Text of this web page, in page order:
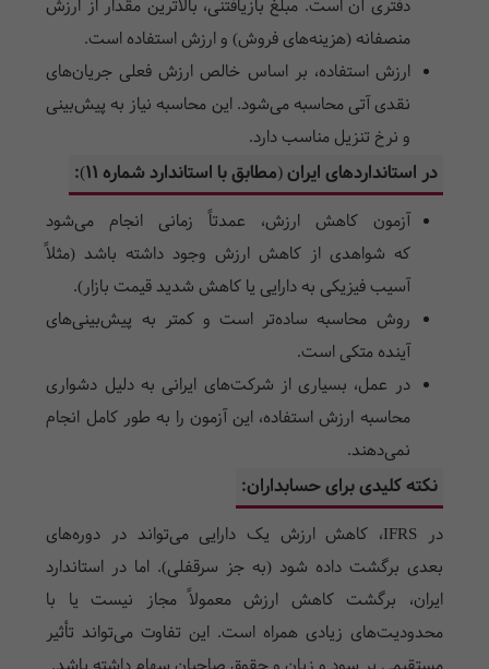
دفتری آن است. مبلغ بازیافتنی، بالاترین مقدار از ارزش
منصفانه (هزینه‌های فروش) و ارزش استفاده است.
ارزش استفاده، بر اساس خالص ارزش فعلی جریان‌های
نقدی آتی محاسبه می‌شود. این محاسبه نیاز به پیش‌بینی
و نرخ تنزیل مناسب دارد.
در استانداردهای ایران (مطابق با استاندارد شماره ۱۱):
آزمون کاهش ارزش، عمدتاً زمانی انجام می‌شود
که شواهدی از کاهش ارزش وجود داشته باشد (مثلاً
آسیب فیزیکی به دارایی یا کاهش شدید قیمت بازار).
روش محاسبه ساده‌تر است و کمتر به پیش‌بینی‌های
آینده متکی است.
در عمل، بسیاری از شرکت‌های ایرانی به دلیل دشواری
محاسبه ارزش استفاده، این آزمون را به طور کامل انجام
نمی‌دهند.
نکته کلیدی برای حسابداران:
در IFRS، کاهش ارزش یک دارایی می‌تواند در دوره‌های
بعدی برگشت داده شود (به جز سرقفلی). اما در استاندارد
ایران، برگشت کاهش ارزش معمولاً مجاز نیست یا با
محدودیت‌های زیادی همراه است. این تفاوت می‌تواند تأثیر